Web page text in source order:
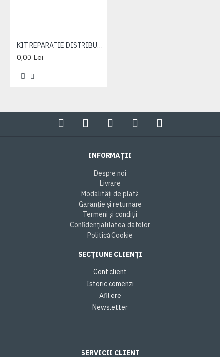
KIT REPARATIE DISTRIBUITOR
0,00 Lei
INFORMAȚII
Despre noi
Livrare
Modalități de plată
Garanție și returnare
Termeni și condiții
Confidențialitatea datelor
Politică Cookie
SECȚIUNE CLIENȚI
Cont client
Istoric comenzi
Afiliere
Newsletter
SERVICII CLIENT